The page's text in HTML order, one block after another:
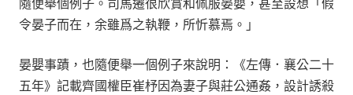
令晏子而在，余雖爲之執鞭，所忻慕焉。」
晏嬰事蹟，也隨便舉一個例子來說明：《左傳．襄公二十
五年》記載齊國權臣崔杼因為妻子與莊公通姦，設計誘殺